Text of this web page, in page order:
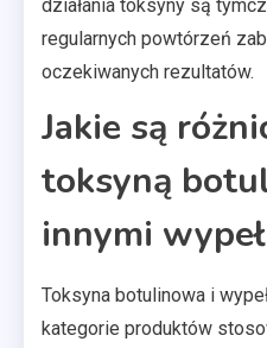
działania toksyny są
regularnych powtórzeń
oczekiwanych rezultatów.
Jakie są
toksyną
innymi
Toksyna botulinowa i
kategorie produktów